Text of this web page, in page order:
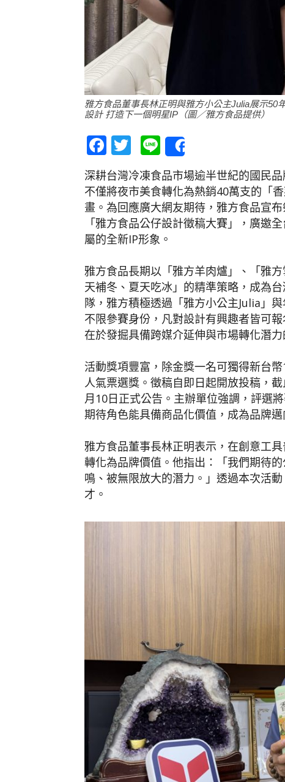
雅方食品董事長林正明與雅方小公主Julia展示50
設計 打造下一個明星IP（圖／雅方食品提供）
Facebook
Twitter
Line
深耕台灣冷凍食品市場逾半世紀的國民
不僅將夜市美食轉化為熱銷40萬支的「
畫。為回應廣大網友期待，雅方食品宣
「雅方食品公仔設計徵稿大賽」，廣邀
屬的全新IP形象。
雅方食品長期以「雅方羊肉爐」、「雅
天補冬、夏天吃冰」的精準策略，成為
隊，雅方積極透過「雅方小公主Julia」
不限參賽身份，凡對設計有興趣者皆可
在於發掘具備跨媒介延伸與市場轉化潛
活動獎項豐富，除金獎一名可獨得新台
人氣票選獎。徵稿自即日起開放投稿，
月10日正式公告。主辦單位強調，評選
期待角色能具備商品化價值，成為品牌
雅方食品董事長林正明表示，在創意工
轉化為品牌價值。他指出：「我們期待
鳴、被無限放大的潛力。」透過本次活
才。